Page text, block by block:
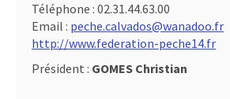
Téléphone : 02.31.44.63.00
Email : peche.calvados@wanadoo.fr
http://www.federation-peche14.fr
Président : GOMES Christian